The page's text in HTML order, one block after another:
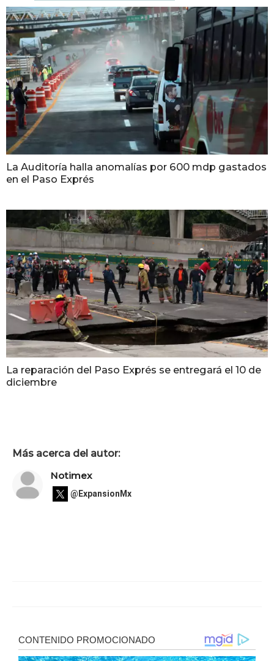
La Auditoría halla anomalías por 600 mdp gastados
en el Paso Exprés
La reparación del Paso Exprés se entregará el 10 de
diciembre
Más acerca del autor:
Notimex
@ExpansionMx